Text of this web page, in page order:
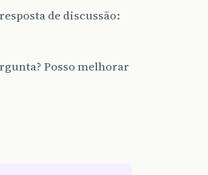
de discussão:
Posso melhorar